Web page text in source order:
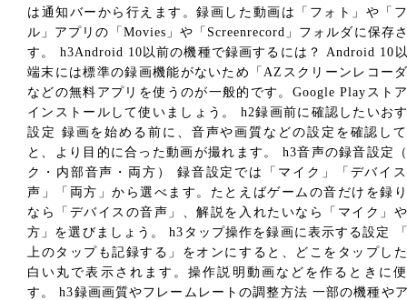
は通知バーから行えます。録画した動画は「フォト」や「
ル」アプリの「Movies」や「Screenrecord」フォルダに保存
す。 h3Android 10以前の機種で録画するには？ Android 10
端末には標準の録画機能がないため「AZスクリーンレコー
などの無料アプリを使うのが一般的です。Google Playスト
インストールして使いましょう。 h2録画前に確認したいお
設定 録画を始める前に、音声や画質などの設定を確認し
と、より目的に合った動画が撮れます。 h3音声の録音設定
ク・内部音声・両方） 録音設定では「マイク」「デバイ
声」「両方」から選べます。たとえばゲームの音だけを録
なら「デバイスの音声」、解説を入れたいなら「マイク」
方」を選びましょう。 h3タップ操作を録画に表示する設定
上のタップも記録する」をオンにすると、どこをタップし
白い丸で表示されます。操作説明動画などを作るときに
す。 h3録画画質やフレームレートの調整方法 一部の機種や